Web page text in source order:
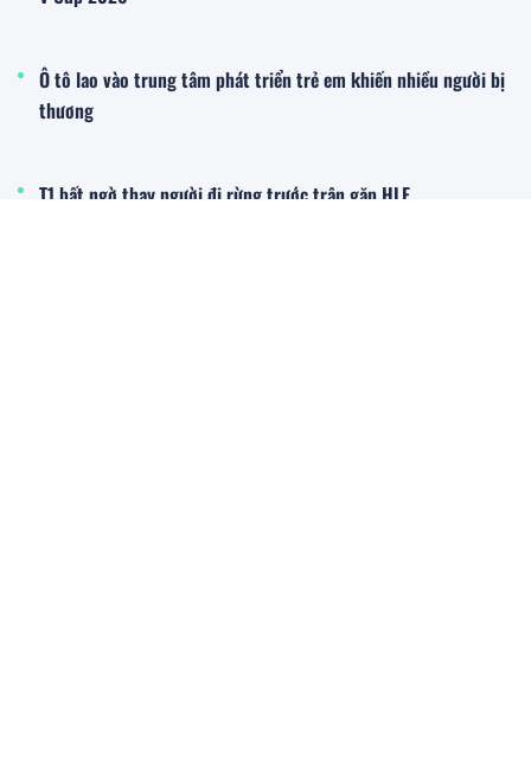
Ô tô lao vào trung tâm phát triển trẻ em khiến nhiều người bị
thương
T1 bất ngờ thay người đi rừng trước trận gặp HLE